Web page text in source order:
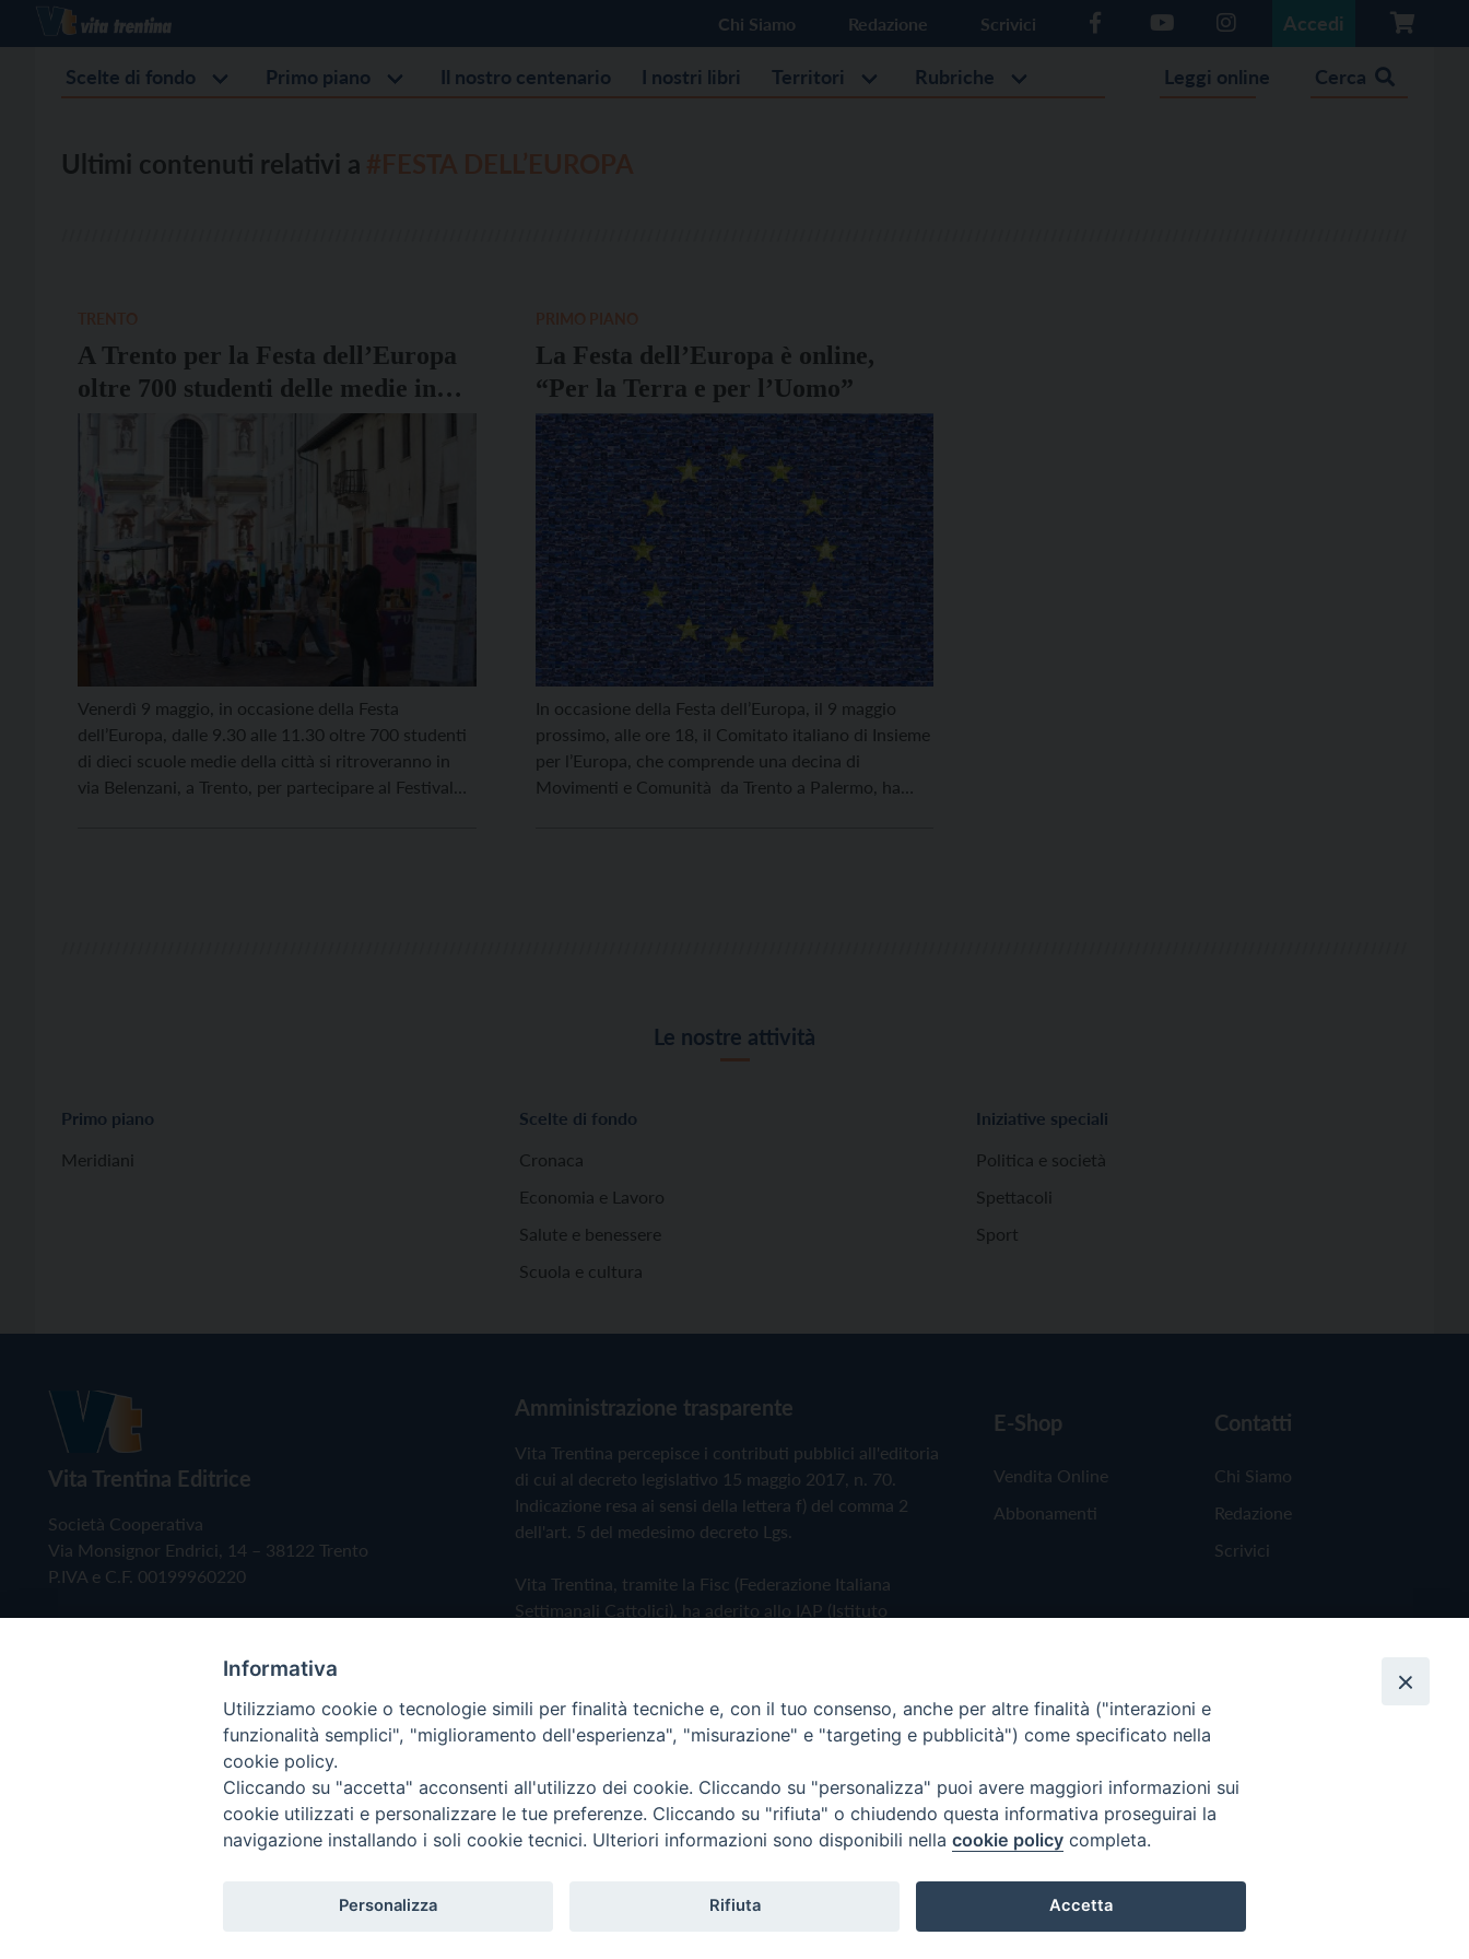
Chi Siamo Redazione Scrivici Accedi
Scelte di fondo Primo piano Il nostro centenario I nostri libri Territori Rubriche Leggi online Cerca
Ultimi contenuti relativi a
A Trento per la Festa dell’Europa
oltre 700 studenti delle medie in
via Belenzani
Venerdì 9 maggio, in occasione della Festa
dell’Europa, dalle 9.30 alle 11.30 oltre 700 studenti
di dieci scuole medie della città si ritroveranno in
via Belenzani, a Trento, per partecipare al Festival
La Festa dell’Europa è online,
“Per la Terra e per l’Uomo”
In occasione della Festa dell’Europa, il 9 maggio
prossimo, alle ore 18, il Comitato italiano di Insieme
per l’Europa, che comprende una decina di
Movimenti e Comunità da Trento a Palermo, ha
Le nostre attività
Primo piano
Meridiani
Scelte di fondo
Cronaca
Economia e Lavoro
Salute e benessere
Scuola e cultura
Iniziative speciali
Politica e società
Spettacoli
Sport
Vita Trentina Editrice
Società Cooperativa
Via Monsignor Endrici, 14 – 38122 Trento
P.IVA e C.F. 00199960220
Amministrazione trasparente
Vita Trentina percepisce i contributi pubblici all'editoria
di cui al decreto legislativo 15 maggio 2017, n. 70.
Indicazione resa ai sensi della lettera f) del comma 2
dell'art. 5 del medesimo decreto Lgs.
Vita Trentina, tramite la Fisc (Federazione Italiana
Settimanali Cattolici), ha aderito allo IAP (Istituto
Privacy Policy Cookie Policy
E-Shop
Vendita Online
Abbonamenti
Contatti
Chi Siamo
Redazione
Scrivici
Copyright © 2019 - Tutti i diritti riservati - Vita Trentina Editrice
Informativa
Utilizziamo cookie o tecnologie simili per finalità tecniche e, con il tuo consenso, anche per altre finalità ("interazioni e
funzionalità semplici", "miglioramento dell'esperienza", "misurazione" e "targeting e pubblicità") come specificato nella
cookie policy.
Cliccando su "accetta" acconsenti all'utilizzo dei cookie. Cliccando su "personalizza" puoi avere maggiori informazioni sui
cookie utilizzati e personalizzare le tue preferenze. Cliccando su "rifiuta" o chiudendo questa informativa proseguirai la
navigazione installando i soli cookie tecnici. Ulteriori informazioni sono disponibili nella cookie policy completa.
Personalizza Rifiuta Accetta